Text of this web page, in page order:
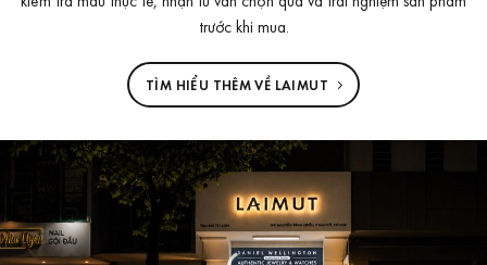
trước khi mua.
TÌM HIỂU THÊM VỀ LAIMUT